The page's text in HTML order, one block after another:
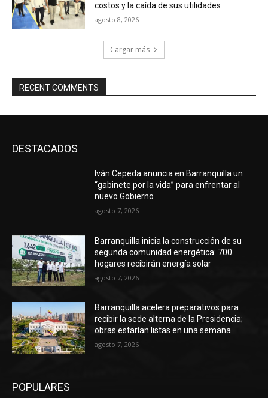
costos y la caída de sus utilidades
agosto 8, 2026
Cargar más
RECENT COMMENTS
DESTACADOS
Iván Cepeda anuncia en Barranquilla un
“gabinete por la vida” para enfrentar al
nuevo Gobierno
agosto 7, 2026
Barranquilla inicia la construcción de su
segunda comunidad energética: 700
hogares recibirán energía solar
agosto 7, 2026
Barranquilla acelera preparativos para
recibir la sede alterna de la Presidencia;
obras estarían listas en una semana
agosto 7, 2026
POPULARES